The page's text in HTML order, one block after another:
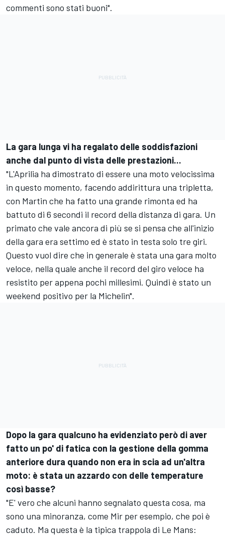
commenti sono stati buoni".
La gara lunga vi ha regalato delle soddisfazioni
anche dal punto di vista delle prestazioni...
"L'Aprilia ha dimostrato di essere una moto velocissima
in questo momento, facendo addirittura una tripletta,
con Martin che ha fatto una grande rimonta ed ha
battuto di 6 secondi il record della distanza di gara. Un
primato che vale ancora di più se si pensa che all'inizio
della gara era settimo ed è stato in testa solo tre giri.
Questo vuol dire che in generale è stata una gara molto
veloce, nella quale anche il record del giro veloce ha
resistito per appena pochi millesimi. Quindi è stato un
weekend positivo per la Michelin".
Dopo la gara qualcuno ha evidenziato però di aver
fatto un po' di fatica con la gestione della gomma
anteriore dura quando non era in scia ad un'altra
moto: è stata un azzardo con delle temperature
così basse?
"E' vero che alcuni hanno segnalato questa cosa, ma
sono una minoranza, come Mir per esempio, che poi è
caduto. Ma questa è la tipica trappola di Le Mans: